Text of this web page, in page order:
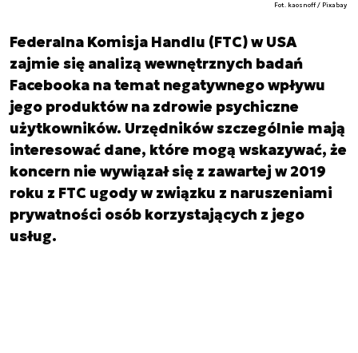
Fot. kaosnoff / Pixabay
Federalna Komisja Handlu (FTC) w USA
zajmie się analizą wewnętrznych badań
Facebooka na temat negatywnego wpływu
jego produktów na zdrowie psychiczne
użytkowników. Urzędników szczególnie mają
interesować dane, które mogą wskazywać, że
koncern nie wywiązał się z zawartej w 2019
roku z FTC ugody w związku z naruszeniami
prywatności osób korzystających z jego
usług.